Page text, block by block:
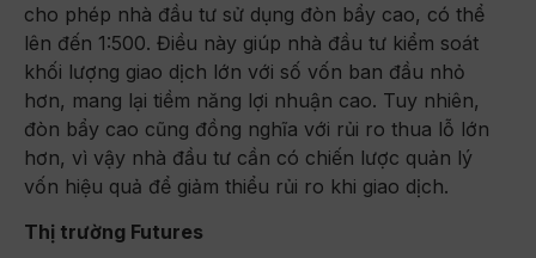
cho phép nhà đầu tư sử dụng đòn bẩy cao, có thể
lên đến 1:500. Điều này giúp nhà đầu tư kiểm soát
khối lượng giao dịch lớn với số vốn ban đầu nhỏ
hơn, mang lại tiềm năng lợi nhuận cao. Tuy nhiên,
đòn bẩy cao cũng đồng nghĩa với rủi ro thua lỗ lớn
hơn, vì vậy nhà đầu tư cần có chiến lược quản lý
vốn hiệu quả để giảm thiểu rủi ro khi giao dịch.
Thị trường Futures